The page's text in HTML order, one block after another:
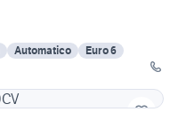
Automatico
Euro 6